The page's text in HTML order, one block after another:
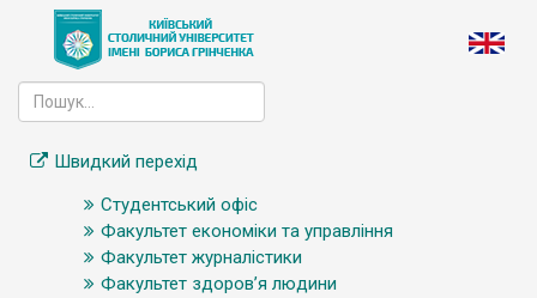
Швидкий перехід
Студентський офіс
Факультет економіки та управління
Факультет журналістики
Факультет здоров’я людини